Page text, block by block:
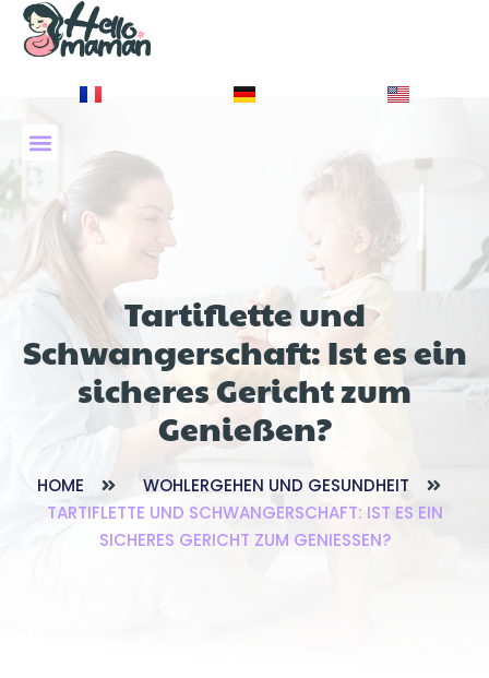
Tartiflette und
Schwangerschaft: Ist es ein
sicheres Gericht zum
Genießen?
HOME
WOHLERGEHEN UND GESUNDHEIT
TARTIFLETTE UND SCHWANGERSCHAFT: IST ES EIN
SICHERES GERICHT ZUM GENIESSEN?